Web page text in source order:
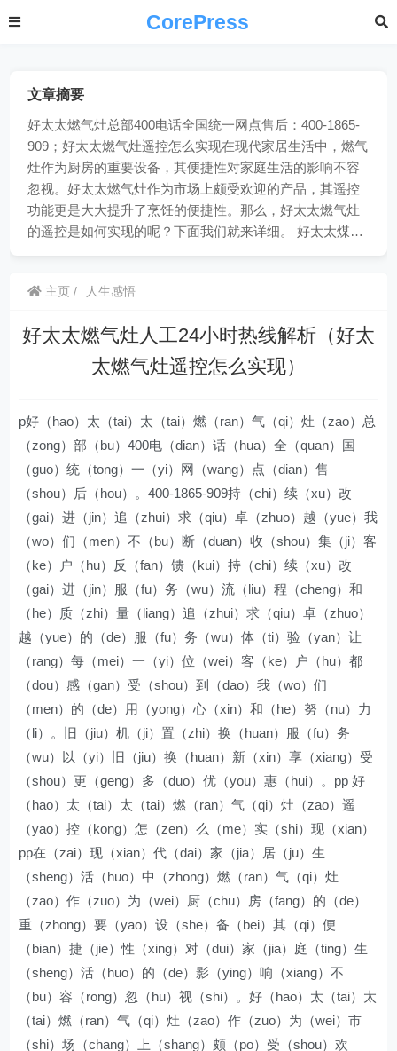
CorePress
文章摘要
好太太燃气灶总部400电话全国统一网点售后：400-1865-
909；好太太燃气灶遥控怎么实现在现代家居生活中，燃气
灶作为厨房的重要设备，其便捷性对家庭生活的影响不容
忽视。好太太燃气灶作为市场上颇受欢迎的产品，其遥控
功能更是大大提升了烹饪的便捷性。那么，好太太燃气灶
的遥控是如何实现的呢？下面我们就来详细。 好太太煤…
主页 人生感悟
好太太燃气灶人工24小时热线解析（好太
太燃气灶遥控怎么实现）
p好（hao）太（tai）太（tai）燃（ran）气（qi）灶（zao）总
（zong）部（bu）400电（dian）话（hua）全（quan）国
（guo）统（tong）一（yi）网（wang）点（dian）售
（shou）后（hou）。400-1865-909持（chi）续（xu）改
（gai）进（jin）追（zhui）求（qiu）卓（zhuo）越（yue）我
（wo）们（men）不（bu）断（duan）收（shou）集（ji）客
（ke）户（hu）反（fan）馈（kui）持（chi）续（xu）改
（gai）进（jin）服（fu）务（wu）流（liu）程（cheng）和
（he）质（zhi）量（liang）追（zhui）求（qiu）卓（zhuo）
越（yue）的（de）服（fu）务（wu）体（ti）验（yan）让
（rang）每（mei）一（yi）位（wei）客（ke）户（hu）都
（dou）感（gan）受（shou）到（dao）我（wo）们
（men）的（de）用（yong）心（xin）和（he）努（nu）力
（li）。旧（jiu）机（ji）置（zhi）换（huan）服（fu）务
（wu）以（yi）旧（jiu）换（huan）新（xin）享（xiang）受
（shou）更（geng）多（duo）优（you）惠（hui）。pp 好
（hao）太（tai）太（tai）燃（ran）气（qi）灶（zao）遥
（yao）控（kong）怎（zen）么（me）实（shi）现（xian）
pp在（zai）现（xian）代（dai）家（jia）居（ju）生
（sheng）活（huo）中（zhong）燃（ran）气（qi）灶
（zao）作（zuo）为（wei）厨（chu）房（fang）的（de）
重（zhong）要（yao）设（she）备（bei）其（qi）便
（bian）捷（jie）性（xing）对（dui）家（jia）庭（ting）生
（sheng）活（huo）的（de）影（ying）响（xiang）不
（bu）容（rong）忽（hu）视（shi）。好（hao）太（tai）太
（tai）燃（ran）气（qi）灶（zao）作（zuo）为（wei）市
（shi）场（chang）上（shang）颇（po）受（shou）欢